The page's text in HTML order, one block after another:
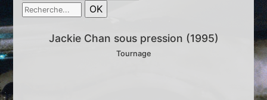
Jackie Chan sous pression (1995)
Tournage